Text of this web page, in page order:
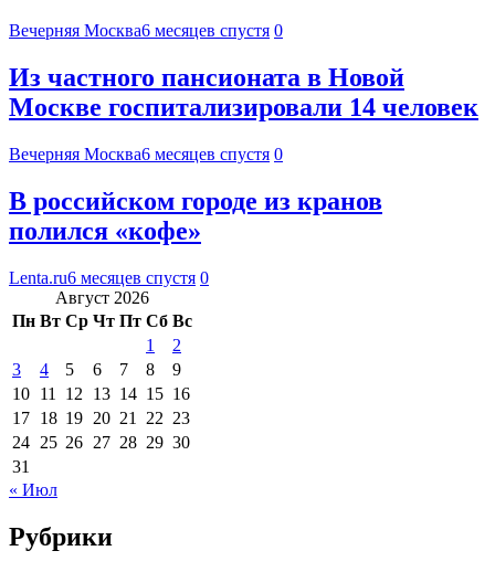
Вечерняя Москва6 месяцев спустя 0
Из частного пансионата в Новой
Москве госпитализировали 14 человек
Вечерняя Москва6 месяцев спустя 0
В российском городе из кранов
полился «кофе»
Lenta.ru6 месяцев спустя 0
Август 2026
Пн Вт Ср Чт Пт Сб Вс
1
2
3
4 5 6 7 8
9
10 11 12 13 14 15 16
17 18 19 20 21 22 23
24 25 26 27 28 29 30
31
« Июл
Рубрики